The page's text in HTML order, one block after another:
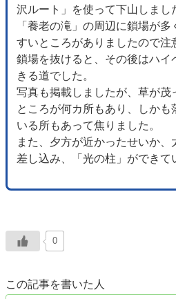
沢ルート」を使って下山しまし
「養老の滝」の周辺に鎖場が
すいところがありましたので注
鎖場を抜けると、その後はハイ
きる道でした。
写真も掲載しましたが、草が茂
ところが何カ所もあり、しかも
いる所もあって焦りました。
また、夕方が近かったせいか
差し込み、「光の柱」ができて
0
この記事を書いた人